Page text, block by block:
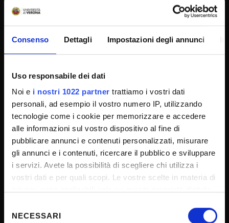
Consenso Dettagli Impostazioni degli annunci
Uso responsabile dei dati
Noi e i nostri 1022 partner trattiamo i vostri dati
personali, ad esempio il vostro numero IP, utilizzando
tecnologie come i cookie per memorizzare e accedere
alle informazioni sul vostro dispositivo al fine di
pubblicare annunci e contenuti personalizzati, misurare
gli annunci e i contenuti, ricercare il pubblico e sviluppare
i servizi. Avete la possibilità di scegliere chi utilizza i
vostri dati e per quali scopi. Le vostre scelte in materia di
modificare o revocare il proprio consenso in qualsiasi
delNECESSARI
Amministrazione trasparente
Concorsi
Gare di appalto
Atti di notifica
Note legali
Privacy
Cookie
Sponsorizzazioni e donazioni